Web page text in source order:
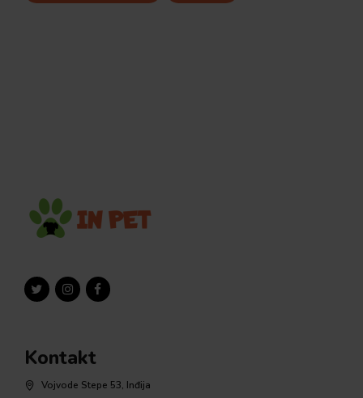
Kontakt
Vojvode Stepe 53, Inđija